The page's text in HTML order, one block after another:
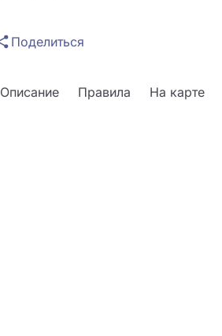
Поделиться
Описание Правила На карте